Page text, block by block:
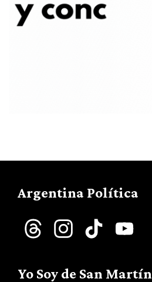
Argentina Política
Threads InstagramTikTok
Yo Soy de San Martín